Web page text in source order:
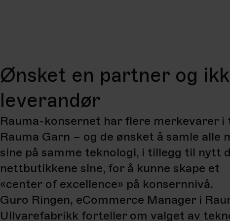
Ønsket en partner og
leverandør
Rauma-konsernet har flere merkevarer i
Rauma Garn – og de ønsket å samle alle
sine på samme teknologi, i tillegg til nytt
nettbutikkene sine, for å kunne skape et
«center of excellence» på konsernnivå.
Guro Ringen, eCommerce Manager i
Ullvarefabrikk forteller om valget av